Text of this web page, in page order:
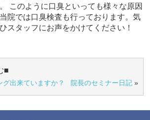
このように口臭といっても様々な原因
院では口臭検査も行っております。気
スタッフにお声をかけてください！
■
出来ていますか？ 院長のセミナー日記»